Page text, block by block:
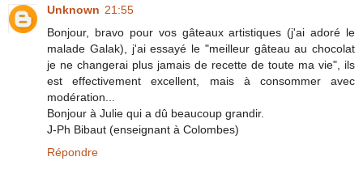
Unknown 21:55
Bonjour, bravo pour vos gâteaux artistiques (j'ai adoré le
malade Galak), j'ai essayé le "meilleur gâteau au chocolat
je ne changerai plus jamais de recette de toute ma vie", ils
est effectivement excellent, mais à consommer avec
modération...
Bonjour à Julie qui a dû beaucoup grandir.
J-Ph Bibaut (enseignant à Colombes)
Répondre